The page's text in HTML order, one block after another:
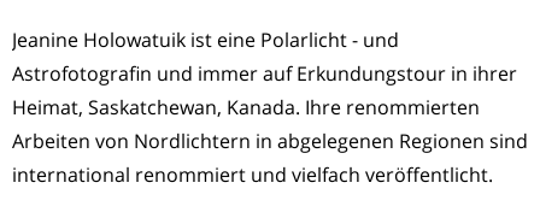
Jeanine Holowatuik ist eine Polarlicht - und
Astrofotografin und immer auf Erkundungstour in ihrer
Heimat, Saskatchewan, Kanada. Ihre renommierten
Arbeiten von Nordlichtern in abgelegenen Regionen sind
international renommiert und vielfach veröffentlicht.